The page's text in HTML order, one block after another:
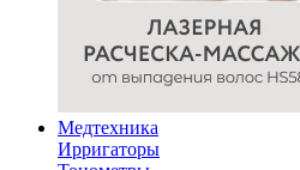
Медтехника
Ирригаторы